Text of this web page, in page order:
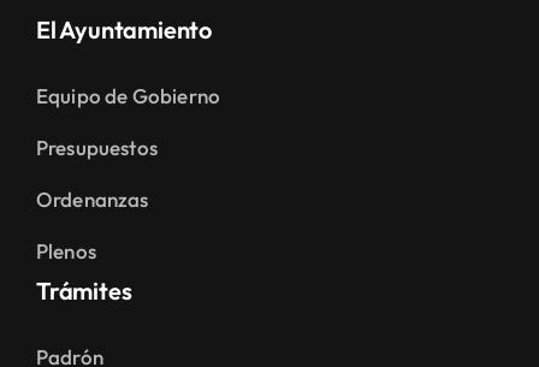
El Ayuntamiento
Equipo de Gobierno
Presupuestos
Ordenanzas
Plenos
Trámites
Padrón